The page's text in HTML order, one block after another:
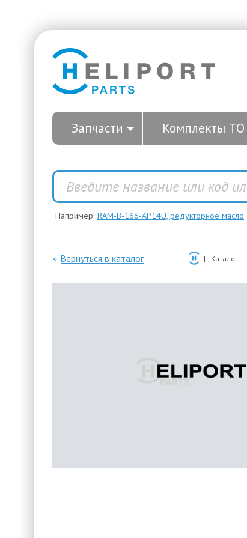
Запчасти Комплекты ТО
Например: RAM-B-166-AP14U, редукторное масло
—Вернуться в каталог Каталог